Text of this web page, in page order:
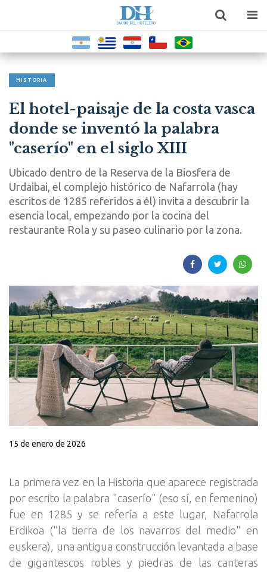
HISTORIA
El hotel-paisaje de la costa vasca
donde se inventó la palabra
"caserío" en el siglo XIII
Ubicado dentro de la Reserva de la Biosfera de
Urdaibai, el complejo histórico de Nafarrola (hay
escritos de 1285 referidos a él) invita a descubrir la
esencia local, empezando por la cocina del
restaurante Rola y su paseo culinario por la zona.
15 de enero de 2026
La primera vez en la Historia que aparece registrada
por escrito la palabra "caserío" (eso sí, en femenino)
fue en 1285 y se refería a este lugar, Nafarrola
Erdikoa ("la tierra de los navarros del medio" en
euskera), una antigua construcción levantada a base
de gigantescos robles y piedras de las canteras